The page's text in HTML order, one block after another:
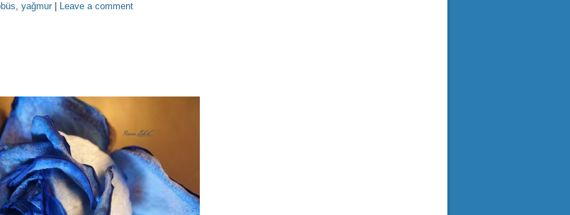
, yağmur Leave a comment